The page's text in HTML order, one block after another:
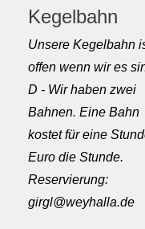
Kegelbahn
Unsere Kegelbahn
offen wenn wir es
D - Wir haben zwei
Bahnen. Eine Bahn
kostet für eine
Euro die Stunde.
Reservierung:
girgl@weyhalla.de